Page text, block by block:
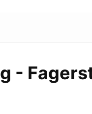
-